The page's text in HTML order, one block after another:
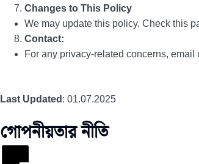
Changes to This Policy
We may update this policy. Check this
Contact:
For any privacy-related concerns,
Last Updated : 01.07.2025
গোপনীয়তার নীতি